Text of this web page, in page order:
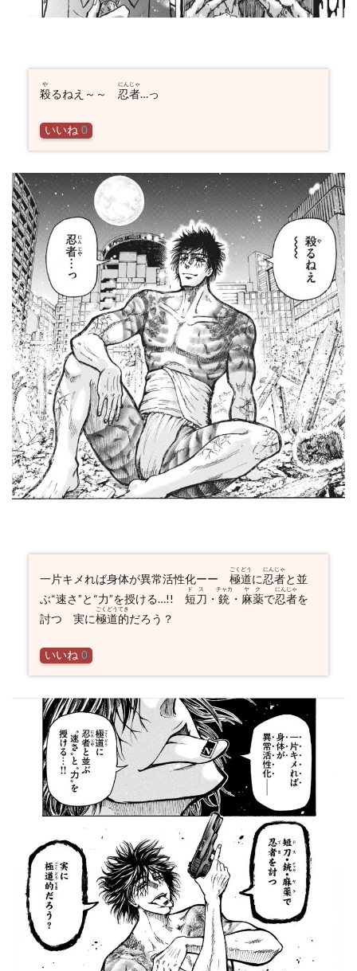
殺
や
るねえ～～ 忍者
にんじゃ
…っ
いいね 0
一片キメれば身体が異常活性化ーー 極道
ごくどう
に忍者
にんじゃ
と並
ぶ“速さ”と“力”を授ける…!! 短刀
ドス
・ 銃
チャカ
・ 麻薬
ヤク
で忍者
にんじゃ
を
討つ 実に極道的
ごくどうてき
だろう？
いいね 0